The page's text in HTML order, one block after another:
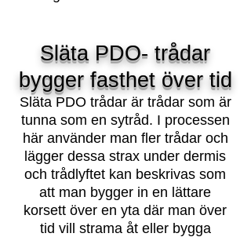
Släta PDO- trådar
bygger fasthet över tid
Släta PDO trådar är trådar som är
tunna som en sytråd. I processen
här använder man fler trådar och
lägger dessa strax under dermis
och trådlyftet kan beskrivas som
att man bygger in en lättare
korsett över en yta där man över
tid vill strama åt eller bygga